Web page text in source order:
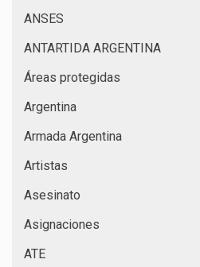
ANSES
ANTARTIDA ARGENTINA
Áreas protegidas
Argentina
Armada Argentina
Artistas
Asesinato
Asignaciones
ATE